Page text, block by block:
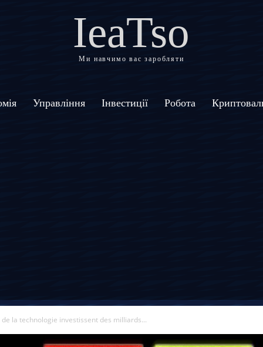
IeaTso
Ми навчимо вас заробляти
Управління Інвестиції Робота
la technologie investissent des milliards...